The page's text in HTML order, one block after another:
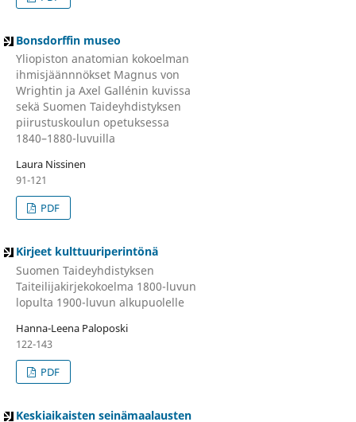
Bonsdorffin museo
Yliopiston anatomian kokoelman
ihmisjäännnökset Magnus von
Wrightin ja Axel Gallénin kuvissa
sekä Suomen Taideyhdistyksen
piirustuskoulun opetuksessa
1840–1880-luvuilla
Laura Nissinen
91-121
PDF
Kirjeet kulttuuriperintönä
Suomen Taideyhdistyksen
Taiteilijakirjekokoelma 1800-luvun
lopulta 1900-luvun alkupuolelle
Hanna-Leena Paloposki
122-143
PDF
Keskiaikaisten seinämaalausten